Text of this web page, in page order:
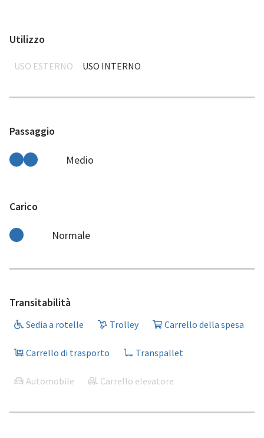
Utilizzo
USO ESTERNO USO INTERNO
Passaggio
Medio
Carico
Normale
Transitabilità
Sedia a rotelle Trolley Carrello della spesa
Carrello di trasporto Transpallet
Automobile Carrello elevatore